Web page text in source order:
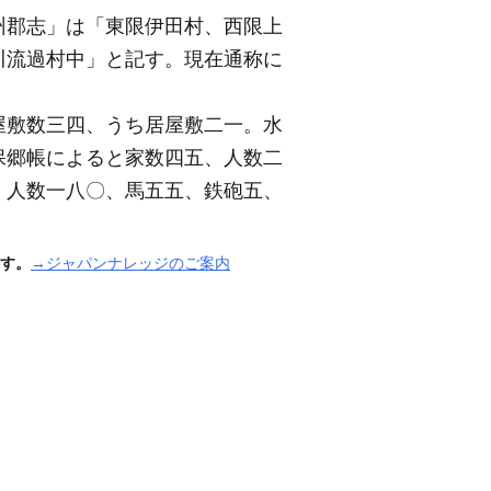
郡志」は「東限伊田村、西限上
過村中」と記す。現在通称に
数三四、うち居屋敷二一。水
郷帳によると家数四五、人数二
数一八〇、馬五五、鉄砲五、
。 →ジャパンナレッジのご案内